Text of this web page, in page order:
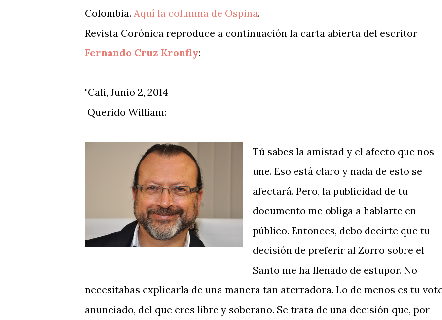
Colombia. Aquí la columna de Ospina.
Revista Corónica reproduce a continuación la carta abierta del escritor
Fernando Cruz Kronfly:
"Cali, Junio 2, 2014
Querido William:
Tú sabes la amistad y el afecto que nos
une. Eso está claro y nada de esto se
afectará. Pero, la publicidad de tu
documento me obliga a hablarte en
público. Entonces, debo decirte que tu
decisión de preferir al Zorro sobre el
Santo me ha llenado de estupor. No
necesitabas explicarla de una manera tan aterradora. Lo de menos es tu
anunciado, del que eres libre y soberano. Se trata de una decisión que, por